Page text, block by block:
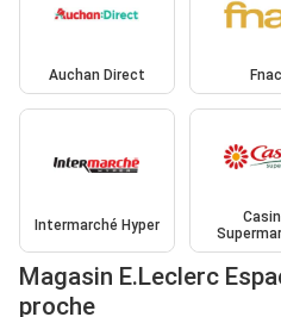
Auchan Direct Fnac
Intermarché Hyper
Magasin E.Leclerc
proche